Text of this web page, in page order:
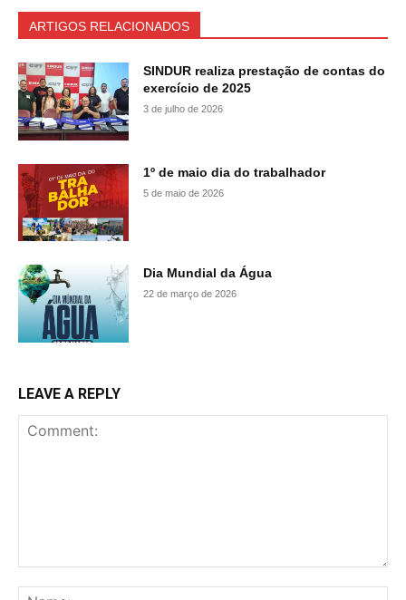
ARTIGOS RELACIONADOS
SINDUR realiza prestação de contas do
exercício de 2025
3 de julho de 2026
1º de maio dia do trabalhador
5 de maio de 2026
Dia Mundial da Água
22 de março de 2026
LEAVE A REPLY